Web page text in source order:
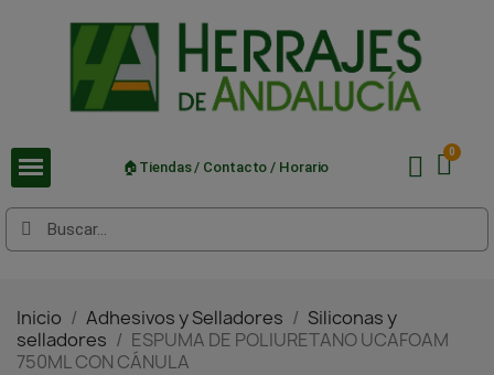
🏠Tiendas / Contacto / Horario
Inicio Adhesivos y Selladores
Siliconas y
selladores
ESPUMA DE POLIURETANO UCAFOAM
750ML CON CÁNULA